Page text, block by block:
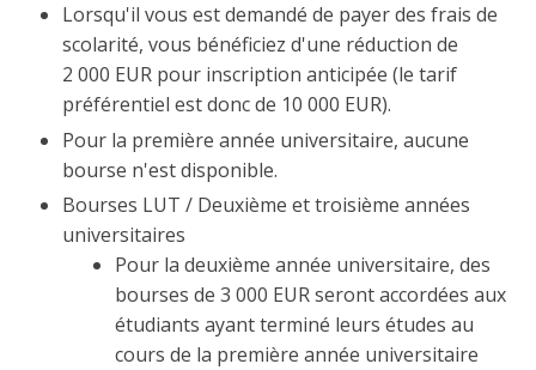
Lorsqu'il vous est demandé de payer des frais de
scolarité, vous bénéficiez d'une réduction de
2 000 EUR pour inscription anticipée (le tarif
préférentiel est donc de 10 000 EUR).
Pour la première année universitaire, aucune
bourse n'est disponible.
Bourses LUT / Deuxième et troisième années
universitaires
Pour la deuxième année universitaire, des
bourses de 3 000 EUR seront accordées aux
étudiants ayant terminé leurs études au
cours de la première année universitaire